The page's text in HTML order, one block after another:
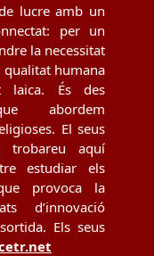
lucre amb un
per un
la necessitat
qualitat humana
laica. És des
abordem
El seus
trobareu aquí
estudiar els
provoca la
d’innovació
Els seus